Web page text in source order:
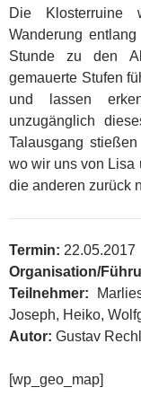
Die Klosterruine
Wanderung
Stunde zu den
gemauerte Stufen
und lassen
unzugänglich
Talausgang
wo wir uns von Lisa
die anderen zurück
Termin: 22.05.2017
Organisation/
Teilnehmer:
Joseph, Heiko,
Autor: Gustav
[wp_geo_map]